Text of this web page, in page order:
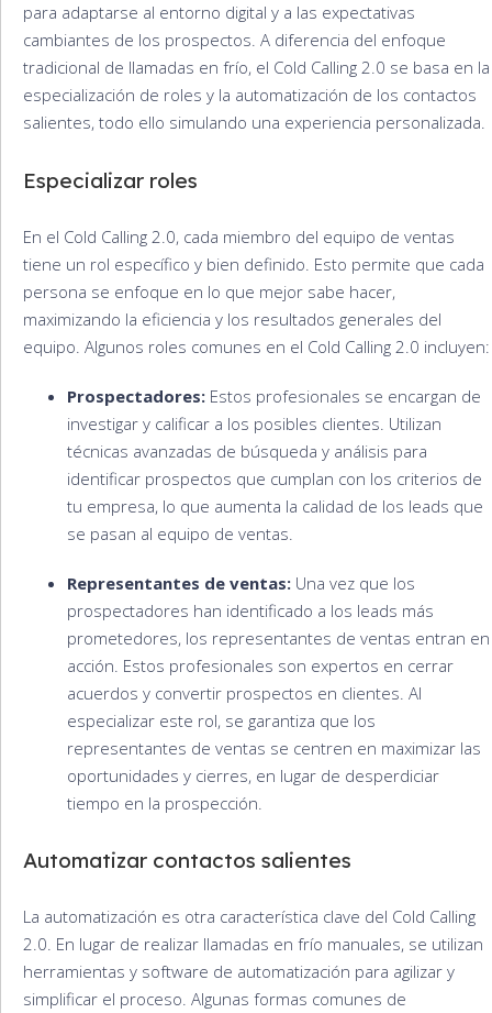
para adaptarse al entorno digital y a las expectativas
cambiantes de los prospectos. A diferencia del enfoque
tradicional de llamadas en frío, el Cold Calling 2.0 se basa en la
especialización de roles y la automatización de los contactos
salientes, todo ello simulando una experiencia personalizada.
Especializar roles
En el Cold Calling 2.0, cada miembro del equipo de ventas
tiene un rol específico y bien definido. Esto permite que cada
persona se enfoque en lo que mejor sabe hacer,
maximizando la eficiencia y los resultados generales del
equipo. Algunos roles comunes en el Cold Calling 2.0 incluyen:
Prospectadores: Estos profesionales se encargan de
investigar y calificar a los posibles clientes. Utilizan
técnicas avanzadas de búsqueda y análisis para
identificar prospectos que cumplan con los criterios de
tu empresa, lo que aumenta la calidad de los leads que
se pasan al equipo de ventas.
Representantes de ventas: Una vez que los
prospectadores han identificado a los leads más
prometedores, los representantes de ventas entran en
acción. Estos profesionales son expertos en cerrar
acuerdos y convertir prospectos en clientes. Al
especializar este rol, se garantiza que los
representantes de ventas se centren en maximizar las
oportunidades y cierres, en lugar de desperdiciar
tiempo en la prospección.
Automatizar contactos salientes
La automatización es otra característica clave del Cold Calling
2.0. En lugar de realizar llamadas en frío manuales, se utilizan
herramientas y software de automatización para agilizar y
simplificar el proceso. Algunas formas comunes de